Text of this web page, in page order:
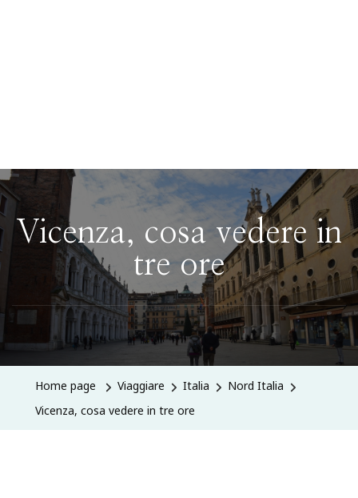
Vicenza, cosa vedere in
tre ore
Home page Viaggiare Italia
Nord Italia
Vicenza, cosa vedere in tre ore